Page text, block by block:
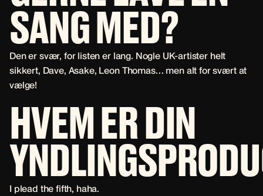
SANG MED?
Den er svær, for listen er lang. Nogle UK-artister helt
sikkert, Dave, Asake, Leon Thomas… men alt for svært at
vælge!
HVEM ER DIN
I plead the fifth, haha.